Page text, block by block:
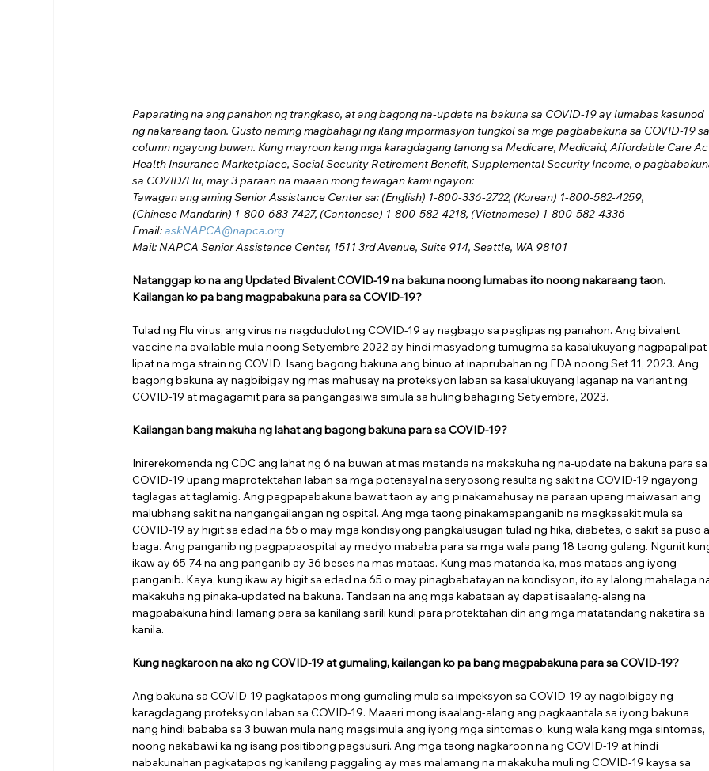
Paparating na ang panahon ng trangkaso, at ang bagong na-update na bakuna sa COVID-19 ay lumabas kasunod
ng nakaraang taon. Gusto naming magbahagi ng ilang impormasyon tungkol sa mga pagbabakuna sa COVID-19
column ngayong buwan. Kung mayroon kang mga karagdagang tanong sa Medicare, Medicaid, Affordable Care
Health Insurance Marketplace, Social Security Retirement Benefit, Supplemental Security Income, o
sa COVID/Flu, may 3 paraan na maaari mong tawagan kami ngayon:
Tawagan ang aming Senior Assistance Center sa: (English) 1-800-336-2722, (Korean) 1-800-582-4259,
(Chinese Mandarin) 1-800-683-7427, (Cantonese) 1-800-582-4218, (Vietnamese) 1-800-582-4336
Email:askNAPCA@napca.org
Mail: NAPCA Senior Assistance Center, 1511 3rd Avenue, Suite 914, Seattle, WA 98101
Natanggap ko na ang Updated Bivalent COVID-19 na bakuna noong lumabas ito noong nakaraang taon.
Kailangan ko pa bang magpabakuna para sa COVID-19?
Tulad ng Flu virus, ang virus na nagdudulot ng COVID-19 ay nagbago sa paglipas ng panahon. Ang bivalent
vaccine na available mula noong Setyembre 2022 ay hindi masyadong tumugma sa kasalukuyang
lipat na mga strain ng COVID. Isang bagong bakuna ang binuo at inaprubahan ng FDA noong Set 11, 2023. Ang
bagong bakuna ay nagbibigay ng mas mahusay na proteksyon laban sa kasalukuyang laganap na variant ng
COVID-19 at magagamit para sa pangangasiwa simula sa huling bahagi ng Setyembre, 2023.
Kailangan bang makuha ng lahat ang bagong bakuna para sa COVID-19?
Inirerekomenda ng CDC ang lahat ng 6 na buwan at mas matanda na makakuha ng na-update na bakuna para
COVID-19 upang maprotektahan laban sa mga potensyal na seryosong resulta ng sakit na COVID-19 ngayong
taglagas at taglamig. Ang pagpapabakuna bawat taon ay ang pinakamahusay na paraan upang maiwasan ang
malubhang sakit na nangangailangan ng ospital. Ang mga taong pinakamapanganib na magkasakit mula sa
COVID-19 ay higit sa edad na 65 o may mga kondisyong pangkalusugan tulad ng hika, diabetes, o sakit sa puso
baga. Ang panganib ng pagpapaospital ay medyo mababa para sa mga wala pang 18 taong gulang. Ngunit
ikaw ay 65-74 na ang panganib ay 36 beses na mas mataas. Kung mas matanda ka, mas mataas ang iyong
panganib. Kaya, kung ikaw ay higit sa edad na 65 o may pinagbabatayan na kondisyon, ito ay lalong mahalaga
makakuha ng pinaka-updated na bakuna. Tandaan na ang mga kabataan ay dapat isaalang-alang na
magpabakuna hindi lamang para sa kanilang sarili kundi para protektahan din ang mga matatandang nakatira sa
kanila.
Kung nagkaroon na ako ng COVID-19 at gumaling, kailangan ko pa bang magpabakuna para sa COVID-19?
Ang bakuna sa COVID-19 pagkatapos mong gumaling mula sa impeksyon sa COVID-19 ay nagbibigay ng
karagdagang proteksyon laban sa COVID-19. Maaari mong isaalang-alang ang pagkaantala sa iyong bakuna
nang hindi bababa sa 3 buwan mula nang magsimula ang iyong mga sintomas o, kung wala kang mga sintomas,
noong nakabawi ka ng isang positibong pagsusuri. Ang mga taong nagkaroon na ng COVID-19 at hindi
nabakunahan pagkatapos ng kanilang paggaling ay mas malamang na makakuha muli ng COVID-19 kaysa sa